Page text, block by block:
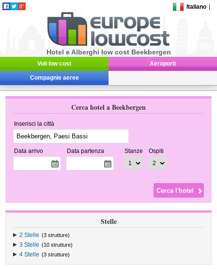
Italiano
Hotel e Alberghi low cost Beekbergen
Voli low cost Aeroporti
Compagnie aeree
Cerca hotel a Beekbergen
Inserisci la città
Data arrivo Data partenza Stanze Ospiti
Stelle
2 Stelle (3 strutture)
3 Stelle (10 strutture)
4 Stelle (3 strutture)